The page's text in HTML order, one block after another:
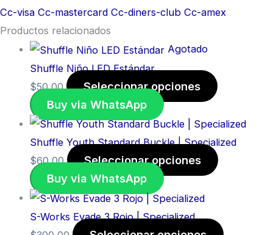
Cc-visa Cc-mastercard Cc-diners-club Cc-amex
Productos relacionados
Agotado
Shuffle Niño LED Estándar
$50,00
Seleccionar opciones
Buy via WhatsApp
Shuffle Youth Standard Buckle | Specialized
$60,00
Seleccionar opciones
Buy via WhatsApp
S-Works Evade 3 Rojo | Specialized